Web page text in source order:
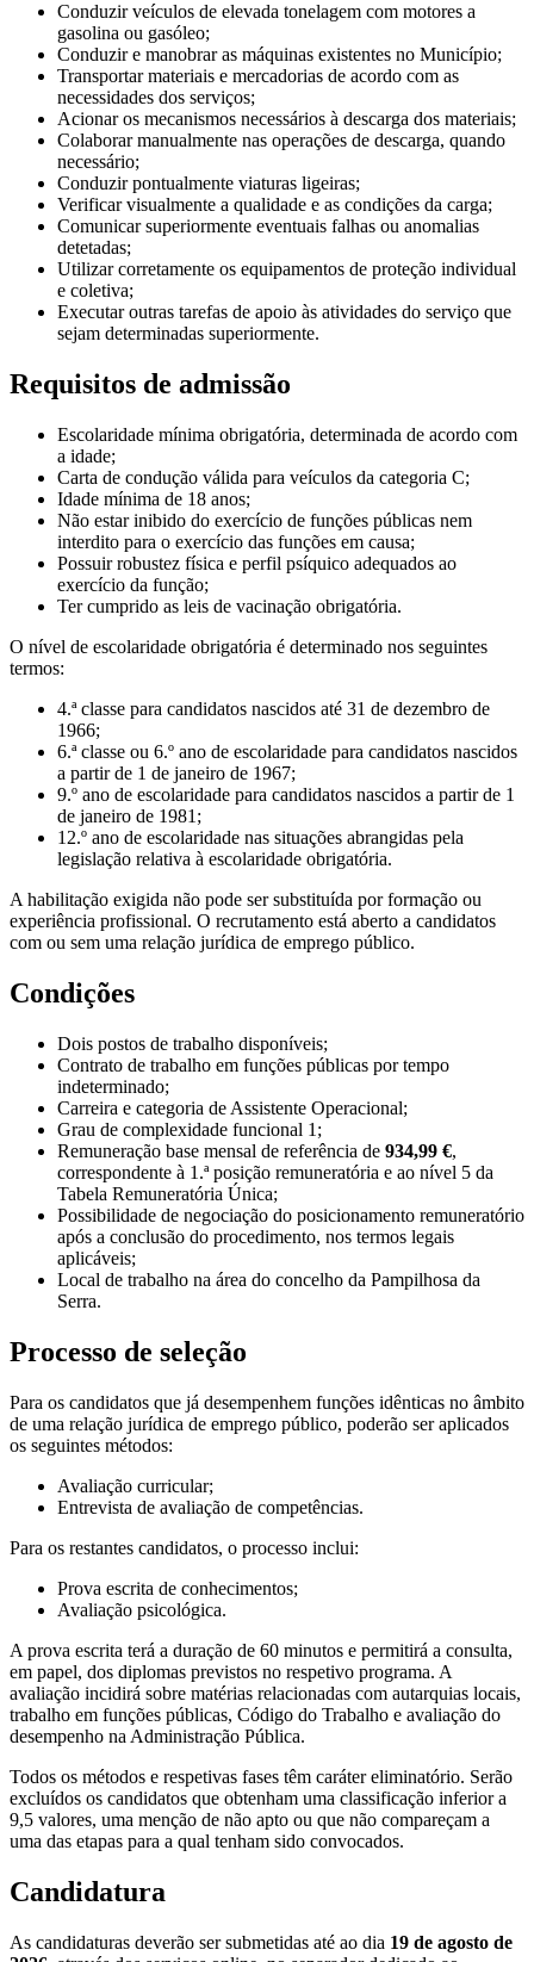
Conduzir veículos de elevada tonelagem com motores a
gasolina ou gasóleo;
Conduzir e manobrar as máquinas existentes no Município;
Transportar materiais e mercadorias de acordo com as
necessidades dos serviços;
Acionar os mecanismos necessários à descarga dos materiais;
Colaborar manualmente nas operações de descarga, quando
necessário;
Conduzir pontualmente viaturas ligeiras;
Verificar visualmente a qualidade e as condições da carga;
Comunicar superiormente eventuais falhas ou anomalias
detetadas;
Utilizar corretamente os equipamentos de proteção individual
e coletiva;
Executar outras tarefas de apoio às atividades do serviço que
sejam determinadas superiormente.
Requisitos de admissão
Escolaridade mínima obrigatória, determinada de acordo com
a idade;
Carta de condução válida para veículos da categoria C;
Idade mínima de 18 anos;
Não estar inibido do exercício de funções públicas nem
interdito para o exercício das funções em causa;
Possuir robustez física e perfil psíquico adequados ao
exercício da função;
Ter cumprido as leis de vacinação obrigatória.
O nível de escolaridade obrigatória é determinado nos seguintes
termos:
4.ª classe para candidatos nascidos até 31 de dezembro de
1966;
6.ª classe ou 6.º ano de escolaridade para candidatos nascidos
a partir de 1 de janeiro de 1967;
9.º ano de escolaridade para candidatos nascidos a partir de 1
de janeiro de 1981;
12.º ano de escolaridade nas situações abrangidas pela
legislação relativa à escolaridade obrigatória.
A habilitação exigida não pode ser substituída por formação ou
experiência profissional. O recrutamento está aberto a candidatos
com ou sem uma relação jurídica de emprego público.
Condições
Dois postos de trabalho disponíveis;
Contrato de trabalho em funções públicas por tempo
indeterminado;
Carreira e categoria de Assistente Operacional;
Grau de complexidade funcional 1;
Remuneração base mensal de referência de 934,99 €,
correspondente à 1.ª posição remuneratória e ao nível 5 da
Tabela Remuneratória Única;
Possibilidade de negociação do posicionamento remuneratório
após a conclusão do procedimento, nos termos legais
aplicáveis;
Local de trabalho na área do concelho da Pampilhosa da
Serra.
Processo de seleção
Para os candidatos que já desempenhem funções idênticas no âmbito
de uma relação jurídica de emprego público, poderão ser aplicados
os seguintes métodos:
Avaliação curricular;
Entrevista de avaliação de competências.
Para os restantes candidatos, o processo inclui:
Prova escrita de conhecimentos;
Avaliação psicológica.
A prova escrita terá a duração de 60 minutos e permitirá a consulta,
em papel, dos diplomas previstos no respetivo programa. A
avaliação incidirá sobre matérias relacionadas com autarquias locais,
trabalho em funções públicas, Código do Trabalho e avaliação do
desempenho na Administração Pública.
Todos os métodos e respetivas fases têm caráter eliminatório. Serão
excluídos os candidatos que obtenham uma classificação inferior a
9,5 valores, uma menção de não apto ou que não compareçam a
uma das etapas para a qual tenham sido convocados.
Candidatura
As candidaturas deverão ser submetidas até ao dia 19 de agosto de